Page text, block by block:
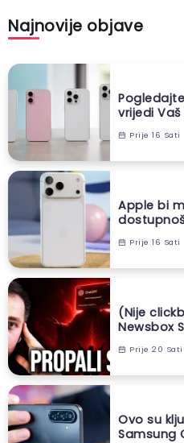
Najnovije objave
vrijedi
Prije 16 Sati
Apple bi
Prije 16 Sati
(Nije
Newsbox
Prije 20 Sati
Ovo su
Samsung